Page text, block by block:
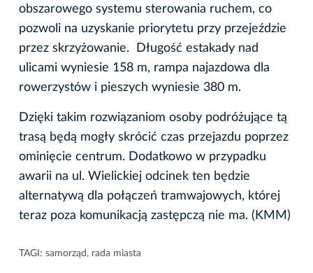
obszarowego systemu sterowania ruchem, co
pozwoli na uzyskanie priorytetu przy przejeździe
przez skrzyżowanie. Długość estakady nad
ulicami wyniesie 158 m, rampa najazdowa dla
rowerzystów i pieszych wyniesie 380 m.
Dzięki takim rozwiązaniom osoby podróżujące tą
trasą będą mogły skrócić czas przejazdu poprzez
ominięcie centrum. Dodatkowo w przypadku
awarii na ul. Wielickiej odcinek ten będzie
alternatywą dla połączeń tramwajowych, której
teraz poza komunikacją zastępczą nie ma. (KMM)
TAGI: samorząd , rada miasta